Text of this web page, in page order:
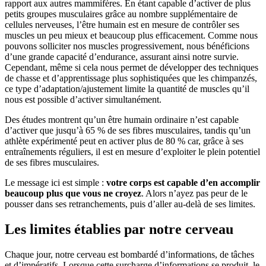
rapport aux autres mammifères. En étant capable d’activer de plus
petits groupes musculaires grâce au nombre supplémentaire de
cellules nerveuses, l’être humain est en mesure de contrôler ses
muscles un peu mieux et beaucoup plus efficacement. Comme nous
pouvons solliciter nos muscles progressivement, nous bénéficions
d’une grande capacité d’endurance, assurant ainsi notre survie.
Cependant, même si cela nous permet de développer des techniques
de chasse et d’apprentissage plus sophistiquées que les chimpanzés,
ce type d’adaptation/ajustement limite la quantité de muscles qu’il
nous est possible d’activer simultanément.
Des études montrent qu’un être humain ordinaire n’est capable
d’activer que jusqu’à 65 % de ses fibres musculaires, tandis qu’un
athlète expérimenté peut en activer plus de 80 % car, grâce à ses
entraînements réguliers, il est en mesure d’exploiter le plein potentiel
de ses fibres musculaires.
Le message ici est simple : votre corps est capable d’en accomplir
beaucoup plus que vous ne croyez. Alors n’ayez pas peur de le
pousser dans ses retranchements, puis d’aller au-delà de ses limites.
Les limites établies par notre cerveau
Chaque jour, notre cerveau est bombardé d’informations, de tâches